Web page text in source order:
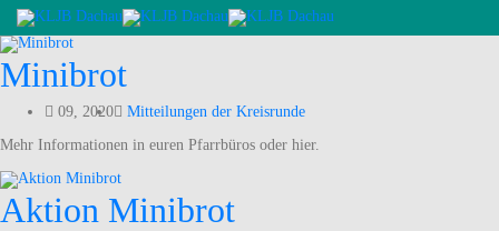
Skip
content
Minibrot
09, 2020
Mitteilungen der Kreisrunde
Mehr Informationen in euren Pfarrbüros oder hier.
Aktion Minibrot